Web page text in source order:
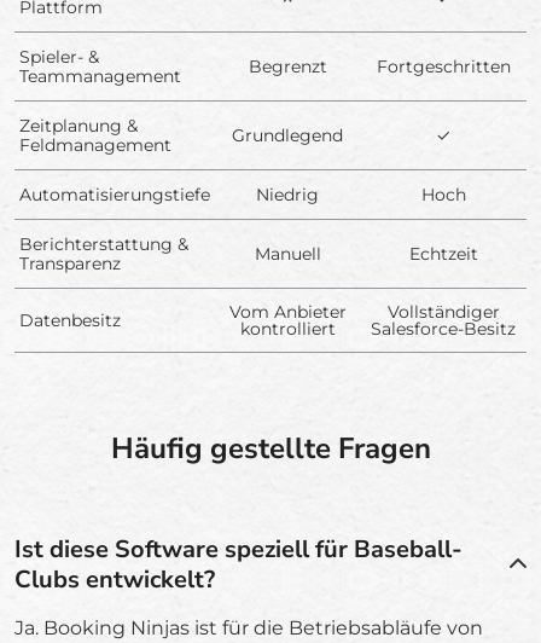
Plattform
Spieler- &
Teammanagement
Begrenzt Fortgeschritten
Zeitplanung &
Feldmanagement
Grundlegend ✓
Automatisierungstiefe Niedrig Hoch
Berichterstattung &
Transparenz
Manuell Echtzeit
Datenbesitz Vom Anbieter
kontrolliert
Vollständiger
Salesforce-Besitz
Häufig gestellte Fragen
Ist diese Software speziell für Baseball-
Clubs entwickelt?
Ja. Booking Ninjas ist für die Betriebsabläufe von